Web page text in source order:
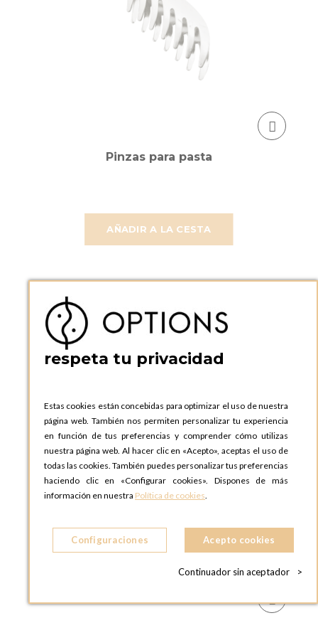
AÑADIR A LA CESTA
Pinzas para pasta
respeta tu privacidad
Estas cookies están concebidas para optimizar el uso de nuestra
página web. También nos permiten personalizar tu experiencia
en función de tus preferencias y comprender cómo utilizas
nuestra página web. Al hacer clic en «Acepto», aceptas el uso de
todas las cookies. También puedes personalizar tus preferencias
haciendo clic en «Configurar cookies». Dispones de más
información en nuestra Política de cookies.
Configuraciones Acepto cookies
Continuador sin aceptador >